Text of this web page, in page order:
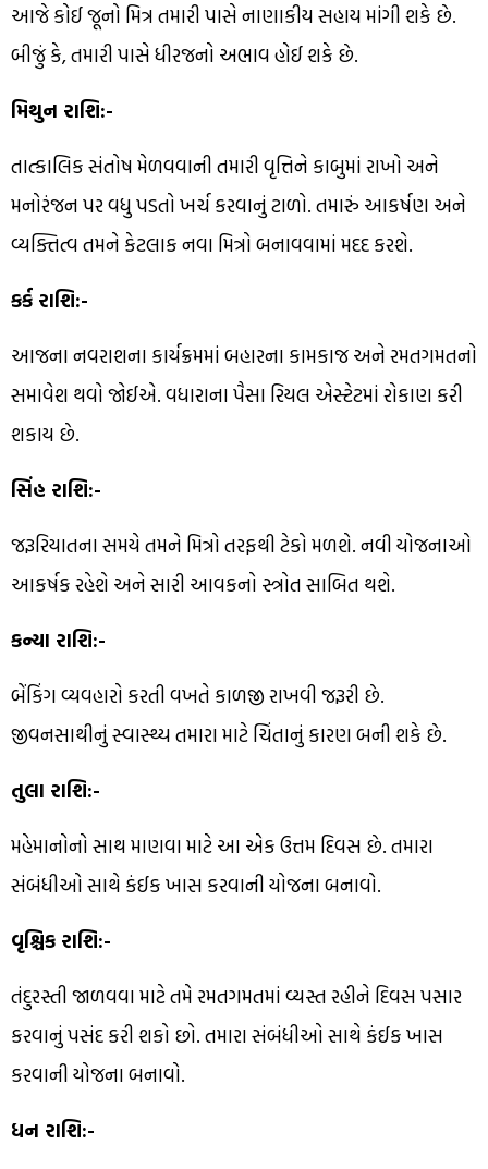
આજે કોઈ જૂનો મિત્ર તમારી પાસે નાણાકીય સહાય માંગી શકે છે.
બીજું કે, તમારી પાસે ધીરજનો અભાવ હોઈ શકે છે.
મિથુન રાશિ:-
તાત્કાલિક સંતોષ મેળવવાની તમારી વૃત્તિને કાબુમાં રાખો અને
મનોરંજન પર વધુ પડતો ખર્ચ કરવાનું ટાળો. તમારું આકર્ષણ અને
વ્યક્તિત્વ તમને કેટલાક નવા મિત્રો બનાવવામાં મદદ કરશે.
કર્ક રાશિ:-
આજના નવરાશના કાર્યક્રમમાં બહારના કામકાજ અને રમતગમતનો
સમાવેશ થવો જોઈએ. વધારાના પૈસા રિયલ એસ્ટેટમાં રોકાણ કરી
શકાય છે.
સિંહ રાશિ:-
જરૂરિયાતના સમયે તમને મિત્રો તરફથી ટેકો મળશે. નવી યોજનાઓ
આકર્ષક રહેશે અને સારી આવકનો સ્ત્રોત સાબિત થશે.
કન્યા રાશિ:-
બેંકિંગ વ્યવહારો કરતી વખતે કાળજી રાખવી જરૂરી છે.
જીવનસાથીનું સ્વાસ્થ્ય તમારા માટે ચિંતાનું કારણ બની શકે છે.
તુલા રાશિ:-
મહેમાનોનો સાથ માણવા માટે આ એક ઉત્તમ દિવસ છે. તમારા
સંબંધીઓ સાથે કંઈક ખાસ કરવાની યોજના બનાવો.
વૃશ્ચિક રાશિ:-
તંદુરસ્તી જાળવવા માટે તમે રમતગમતમાં વ્યસ્ત રહીને દિવસ પસાર
કરવાનું પસંદ કરી શકો છો. તમારા સંબંધીઓ સાથે કંઈક ખાસ
કરવાની યોજના બનાવો.
ધન રાશિ:-